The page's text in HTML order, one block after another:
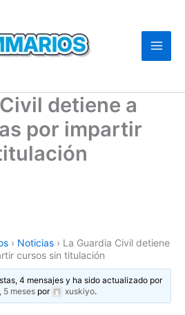
detiene a
por impartir
› Noticias › La Guardia Civil detiene
cursos sin titulación
4 mensajes y ha sido actualizado por
5 meses por xuskiyo.